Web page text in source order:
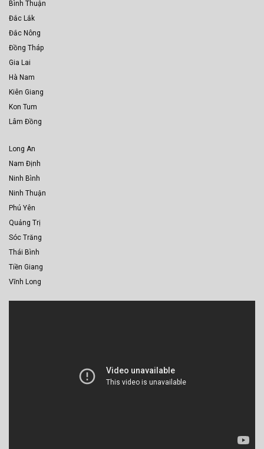
Bình Thuận
Đắc Lắk
Đắc Nông
Đồng Tháp
Gia Lai
Hà Nam
Kiên Giang
Kon Tum
Lâm Đồng
Long An
Nam Định
Ninh Bình
Ninh Thuận
Phú Yên
Quảng Trị
Sóc Trăng
Thái Bình
Tiền Giang
Vĩnh Long